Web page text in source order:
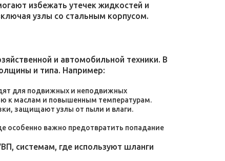
избежать утечек жидкостей и
узлы со стальным корпусом.
и автомобильной техники. В
и типа. Например:
для подвижных и неподвижных
к маслам и повышенным температурам.
защищают узлы от пыли и влаги.
особенно важно предотвратить попадание
системам, где используют шланги